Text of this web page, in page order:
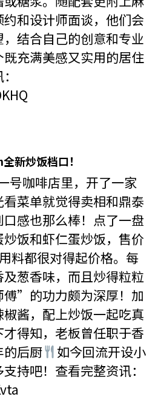
和设计师面谈，他们会
结合自己的创意和专业
充满美感又实用的居住
新炒饭档口！
号咖啡店里，开了一家
看菜单就觉得卖相和鼎泰
感也那么棒！点了一盘
饭和虾仁蛋炒饭，售价
料都很对得起价格。每
葱香味，而且炒得粒粒
”的功力颇为深厚！加
酱，配上炒饭一起吃真
得知，老板曾任职于香
的后厨
如今回流开设小
持吧！查看完整资讯：